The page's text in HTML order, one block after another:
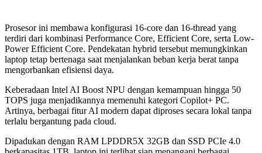
Prosesor ini membawa konfigurasi 16-core dan 16-thread yang
terdiri dari kombinasi Performance Core, Efficient Core, serta Low-
Power Efficient Core. Pendekatan hybrid tersebut memungkinkan
laptop tetap bertenaga saat menjalankan beban kerja berat tanpa
mengorbankan efisiensi daya.
Keberadaan Intel AI Boost NPU dengan kemampuan hingga 50
TOPS juga menjadikannya memenuhi kategori Copilot+ PC.
Artinya, berbagai fitur AI modern dapat diproses secara lokal tanpa
terlalu bergantung pada cloud.
Dipadukan dengan RAM LPDDR5X 32GB dan SSD PCIe 4.0